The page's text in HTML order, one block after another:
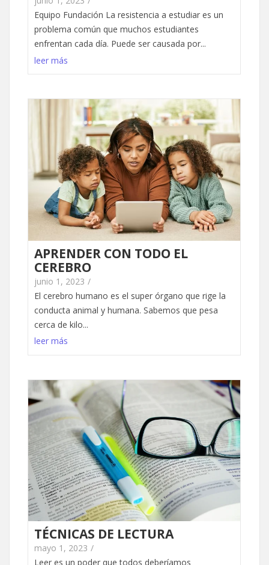
Equipo Fundación La resistencia a estudiar es un
problema común que muchos estudiantes
enfrentan cada día. Puede ser causada por...
leer más
APRENDER CON TODO EL
CEREBRO
junio 1, 2023 /
El cerebro humano es el super órgano que rige la
conducta animal y humana. Sabemos que pesa
cerca de kilo...
leer más
TÉCNICAS DE LECTURA
mayo 1, 2023 /
Leer es un poder que todos deberíamos